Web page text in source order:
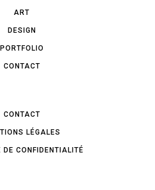
ART
DESIGN
PORTFOLIO
CONTACT
CONTACT
LÉGALES
DE CONFIDENTIALITÉ